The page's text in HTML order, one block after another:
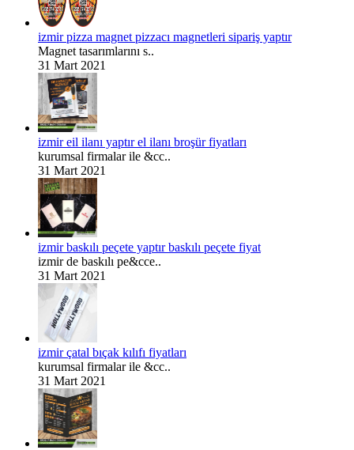
izmir pizza magnet pizzacı magnetleri sipariş yaptır
Magnet tasarımlarını s..
31 Mart 2021
izmir eil ilanı yaptır el ilanı broşür fiyatları
kurumsal firmalar ile &cc..
31 Mart 2021
izmir baskılı peçete yaptır baskılı peçete fiyat
izmir de baskılı pe&cce..
31 Mart 2021
izmir çatal bıçak kılıfı fiyatları
kurumsal firmalar ile &cc..
31 Mart 2021